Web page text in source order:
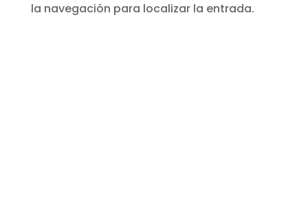
la navegación para localizar la entrada.